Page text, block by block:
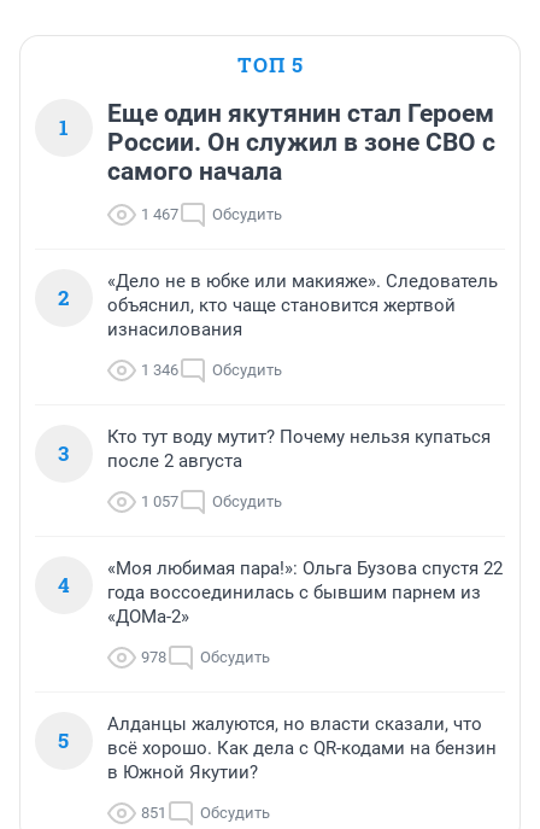
ТОП 5
1
Еще один якутянин стал Героем
России. Он служил в зоне СВО с
самого начала
1 467 Обсудить
2
«Дело не в юбке или макияже». Следователь
объяснил, кто чаще становится жертвой
изнасилования
1 346 Обсудить
3
Кто тут воду мутит? Почему нельзя купаться
после 2 августа
1 057 Обсудить
4
«Моя любимая пара!»: Ольга Бузова спустя 22
года воссоединилась с бывшим парнем из
«ДОМа-2»
978 Обсудить
5
Алданцы жалуются, но власти сказали, что
всё хорошо. Как дела с QR-кодами на бензин
в Южной Якутии?
851 Обсудить